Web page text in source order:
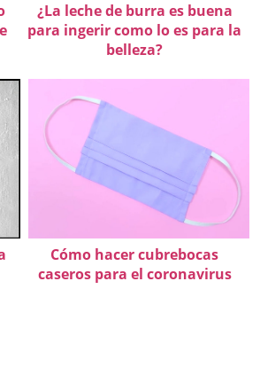
¿La leche de burra es buena
para ingerir como lo es para la
belleza?
Cómo hacer cubrebocas
caseros para el coronavirus